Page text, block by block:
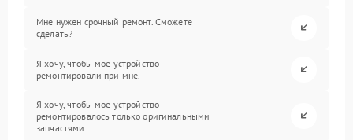
Мне нужен срочный ремонт. Сможете
сделать?
Я хочу, чтобы мое устройство
ремонтировали при мне.
Я хочу, чтобы мое устройство
ремонтировалось только оригинальными
запчастями.